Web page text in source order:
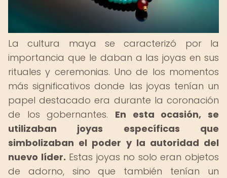
La cultura maya se caracterizó por la
importancia que le daban a las joyas en sus
rituales y ceremonias. Uno de los momentos
más significativos donde las joyas tenían un
papel destacado era durante la coronación
de los gobernantes. En esta ocasión, se
utilizaban joyas específicas que
simbolizaban el poder y la autoridad del
nuevo líder. Estas joyas no solo eran objetos
de adorno, sino que también tenían un